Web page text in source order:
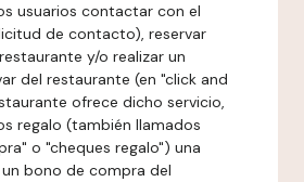
usuarios contactar con el
de contacto), reservar
y/o realizar un
del restaurante (en "click and
ofrece dicho servicio,
regalo (también llamados
o "cheques regalo") una
bono de compra del